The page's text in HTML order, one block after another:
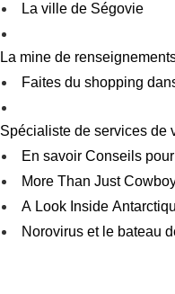
La ville de Ségovie
La mine de
Faites du shopping
Spécialiste de services de
En savoir Conseils
More Than Just
A Look Inside
Norovirus et le bateau